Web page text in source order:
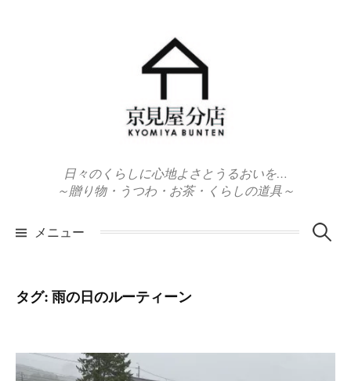
日々のくらしに心地よさとうるおいを…
～贈り物・うつわ・お茶・くらしの道具～
メニュー 検
タグ:雨の日のルーティーン